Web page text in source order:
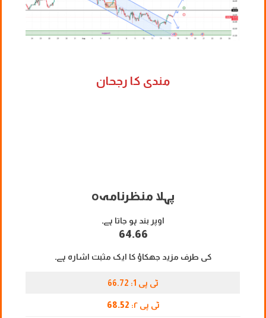
مندی کا رجحان
پہلا منظرنامہo
اوپر بند ہو جاتا ہے۔
64.66
کی طرف مزید جھکاؤ کا ایک مثبت اشارہ ہے۔
ٹی پی 1: 66.72
ٹی پی ۲: 68.52